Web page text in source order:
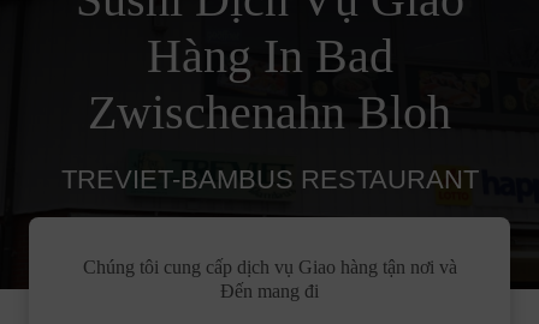
Hàng In Bad
Zwischenahn Bloh
TREVIET-BAMBUS RESTAURANT
Chúng tôi cung cấp dịch vụ Giao hàng tận nơi và
Đến mang đi